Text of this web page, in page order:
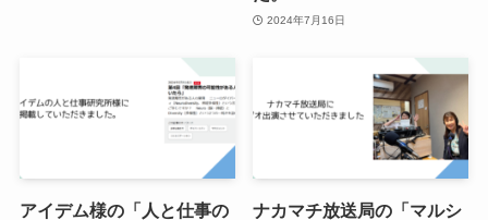
2024年7月16日
アイデム様の「人と仕事の
ナカマチ放送局の「マルシ